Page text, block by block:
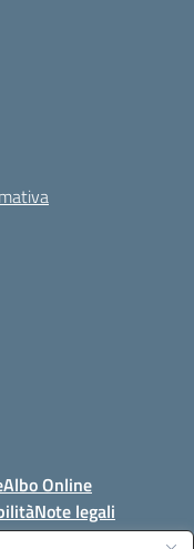
Albo Online
Note legali